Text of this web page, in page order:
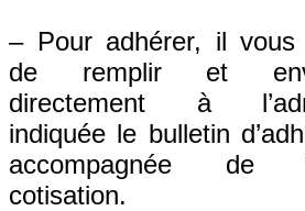
– Pour adhérer, il vous
de remplir et
directement à
indiquée le bulletin
accompagnée de
cotisation.